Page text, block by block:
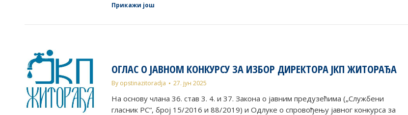
Прикажи још
ОГЛАС О ЈАВНОМ КОНКУРСУ ЗА ИЗБОР ДИРЕКТОРА ЈКП ЖИТОРАЂА
By opstinazitoradja 27. јун 2025
На основу члана 36. став 3. 4. и 37. Закона о јавним предузећима („Службени
гласник РС“, број 15/2016 и 88/2019) и Одлуке о спровођењу јавног конкурса за